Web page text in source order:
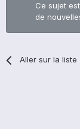
Ce sujet
de
Aller sur la liste